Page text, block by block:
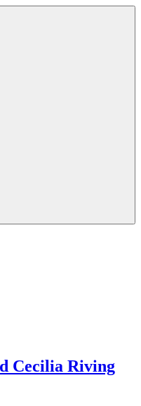
Cecilia Riving